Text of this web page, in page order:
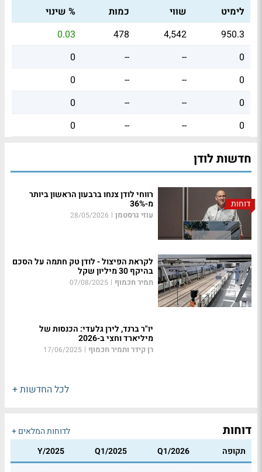
לימיט שווי כמות
% שינוי
950.3
4,542
478
0.03
0
--
--
0
0
--
--
0
0
--
--
0
0
--
--
0
חדשות לודן
דוחות
רווחי לודן צנחו ברבעון הראשון ביותר
מ-36%
עוזי גרסטמן |
28/05/2026
לקראת הפיצול - לודן טק חתמה על הסכם
בהיקף 30 מיליון שקל
תמיר חכמוף |
07/08/2025
יו"ר ברנד, לירן גלעדי: הכנסות של
מיליארד וחצי ב-2026
רן קידר ותמיר חכמוף |
17/06/2025
לכל החדשות +
דוחות
לדוחות המלאים +
תקופה
Q1/2026
Q1/2025
Y/2025